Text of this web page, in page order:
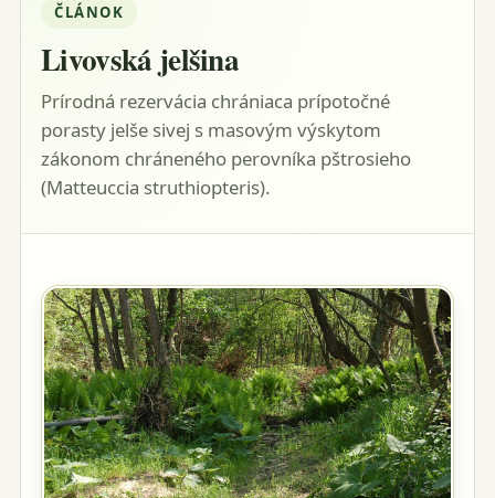
ČLÁNOK
Livovská jelšina
Prírodná rezervácia chrániaca prípotočné
porasty jelše sivej s masovým výskytom
zákonom chráneného perovníka pštrosieho
(Matteuccia struthiopteris).